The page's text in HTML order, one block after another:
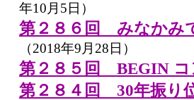
年10月5日）
第２８６回 みなかみ
（2018年9月28日）
第２８５回 BEGIN
第２８４回 30年振り